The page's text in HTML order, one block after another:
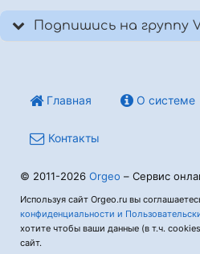
Подпишись на группу
Главная О системе
Контакты
© 2011-2026 Orgeo – Сервис
Используя сайт Orgeo.ru вы
конфиденциальности и
хотите чтобы ваши данные (в т.ч.
сайт.